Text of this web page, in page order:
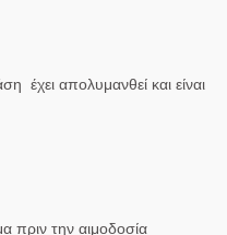
έχει απολυμανθεί και είναι
πριν την αιμοδοσία